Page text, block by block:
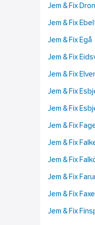
Jem & Fix
Jem & Fix
Jem & Fix Egå
Jem & Fix
Jem & Fix
Jem & Fix
Jem & Fix
Jem & Fix
Jem & Fix
Jem & Fix
Jem & Fix
Jem & Fix Faxe
Jem & Fix